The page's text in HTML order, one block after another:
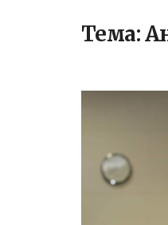
Тема: